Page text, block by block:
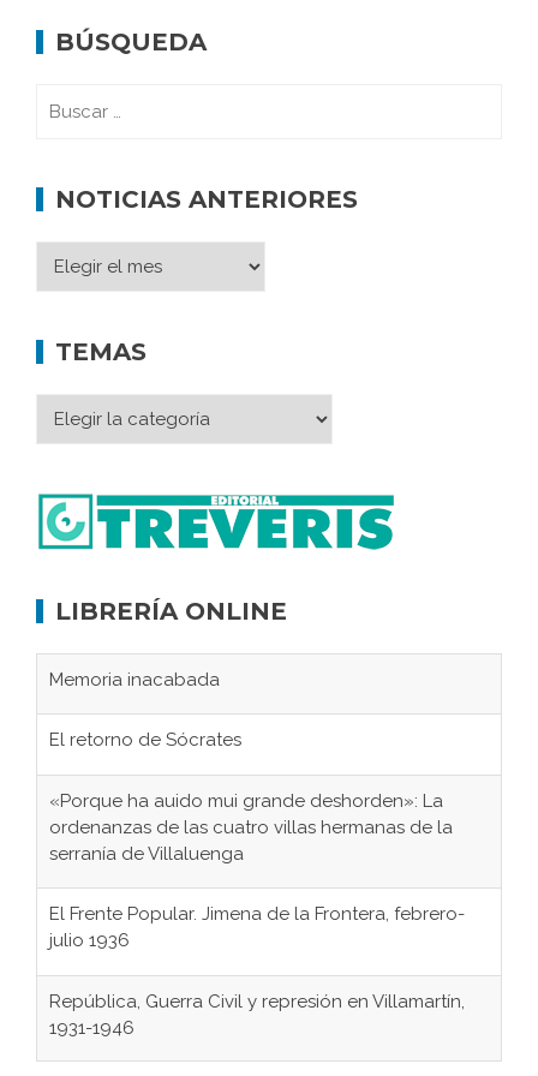
BÚSQUEDA
NOTICIAS ANTERIORES
TEMAS
LIBRERÍA ONLINE
Memoria inacabada
El retorno de Sócrates
«Porque ha auido mui grande deshorden»: La
ordenanzas de las cuatro villas hermanas de la
serranía de Villaluenga
El Frente Popular. Jimena de la Frontera, febrero-
julio 1936
República, Guerra Civil y represión en Villamartín,
1931-1946